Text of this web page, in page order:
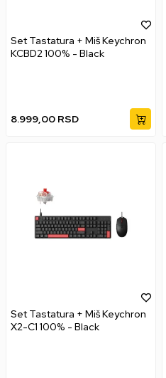
Set Tastatura + Miš Keychron
KCBD2 100% - Black
8.999,00 RSD
Set Tastatura + Miš Keychron
X2-C1 100% - Black